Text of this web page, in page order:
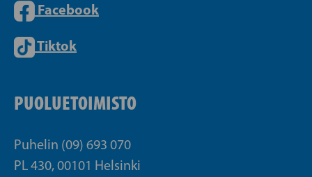
Facebook
Tiktok
PUOLUETOIMISTO
Puhelin (09) 693 070
PL 430, 00101 Helsinki